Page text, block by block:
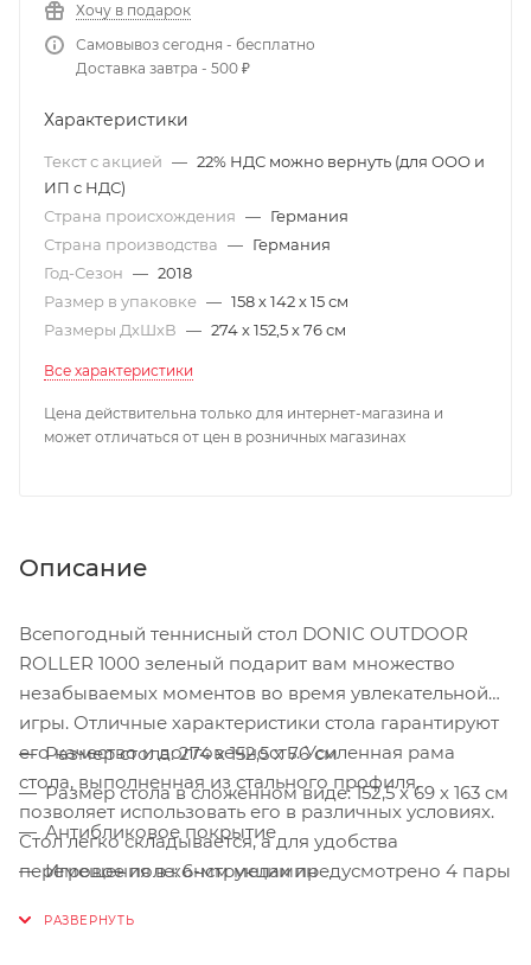
Хочу в подарок
Самовывоз сегодня - бесплатно
Доставка завтра - 500 ₽
Характеристики
Текст с акцией — 22% НДС можно вернуть (для ООО и
ИП с НДС)
Страна происхождения — Германия
Страна производства — Германия
Год-Сезон — 2018
Размер в упаковке — 158 х 142 х 15 см
Размеры ДхШхВ — 274 х 152,5 х 76 см
Все характеристики
Цена действительна только для интернет-магазина и
может отличаться от цен в розничных магазинах
Описание
Всепогодный теннисный стол DONIC OUTDOOR
ROLLER 1000 зеленый подарит вам множество
незабываемых моментов во время увлекательной
игры. Отличные характеристики стола гарантируют
его качество и долговечность. Усиленная рама
стола, выполненная из стального профиля,
позволяет использовать его в различных условиях.
Стол легко складывается, а для удобства
перемещения в конструкции предусмотрено 4 пары
одиночной игры. Сетка не требует демонтажа при
Размер стола: 274 х 152,5 х 76 см
Размер стола в сложенном виде: 152,5 х 69 х 163 см
Антибликовое покрытие
Игровое поле: 6-мм меламин
Вес: 74 кг